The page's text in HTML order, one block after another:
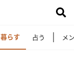
暮らす 占う メ